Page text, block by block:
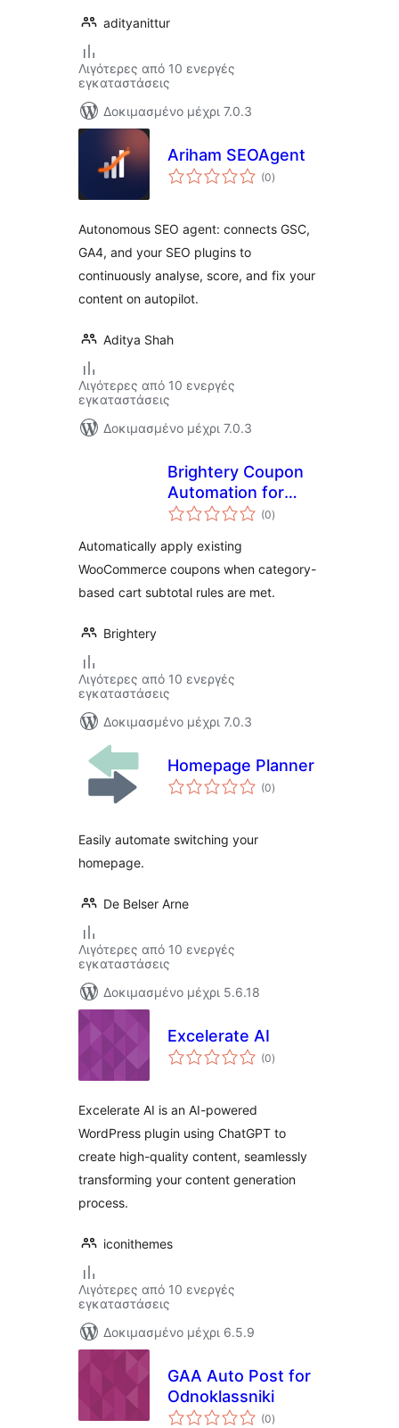
adityanittur
Λιγότερες από 10 ενεργές
εγκαταστάσεις
Δοκιμασμένο μέχρι 7.0.3
Ariham SEOAgent
(0αξιολογήσεις
σύνολο
)
Autonomous SEO agent: connects GSC,
GA4, and your SEO plugins to
continuously analyse, score, and fix your
content on autopilot.
Aditya Shah
Λιγότερες από 10 ενεργές
εγκαταστάσεις
Δοκιμασμένο μέχρι 7.0.3
Brightery Coupon
Automation for
WooCommerce
(0αξιολογήσεις
σύνολο
)
Automatically apply existing
WooCommerce coupons when category-
based cart subtotal rules are met.
Brightery
Λιγότερες από 10 ενεργές
εγκαταστάσεις
Δοκιμασμένο μέχρι 7.0.3
Homepage Planner
(0αξιολογήσεις
σύνολο
)
Easily automate switching your
homepage.
De Belser Arne
Λιγότερες από 10 ενεργές
εγκαταστάσεις
Δοκιμασμένο μέχρι 5.6.18
Excelerate AI
(0αξιολογήσεις
σύνολο
)
Excelerate AI is an AI-powered
WordPress plugin using ChatGPT to
create high-quality content, seamlessly
transforming your content generation
process.
iconithemes
Λιγότερες από 10 ενεργές
εγκαταστάσεις
Δοκιμασμένο μέχρι 6.5.9
GAA Auto Post for
Odnoklassniki
(0αξιολογήσεις
σύνολο
)